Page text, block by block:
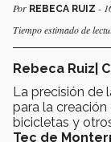
Por REBECA RUIZ -
Tiempo estimado de
Rebeca Ruiz|
La precisión de
para la creación
bicicletas y
Tec de